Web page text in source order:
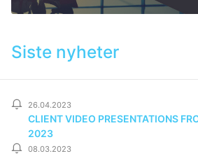
Siste nyheter
26.04.2023
CLIENT VIDEO PRESENTATIONS
2023
08.03.2023